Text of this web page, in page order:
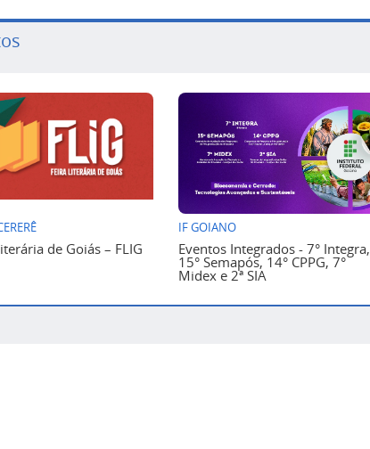
de Goiás – FLIG
IF GOIANO
Eventos Integrados - 7° Integra,
15° Semapós, 14° CPPG, 7°
Midex e 2ª SIA